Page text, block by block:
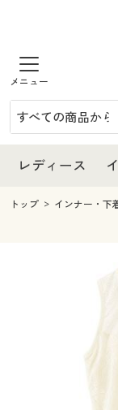
商品を探す
レディース
レディースファッ
インナー・下着
インナー・下着通
ジュニア・ティー
メンズ
メンズファッショ
寝具・インテリ
寝具・インテリ
レディース
レディース
レディース通販す
レディースファッ
インナー・下着
インナー・下着通
ジュニア・ティー
メンズ
キッチン・雑貨・
寝具・インテリ
寝具・ベッド
美容・健康通販す
美容・健康・サプ
制服・スクール
制服・スクールす
大きいサイズ
トップ インナー・下